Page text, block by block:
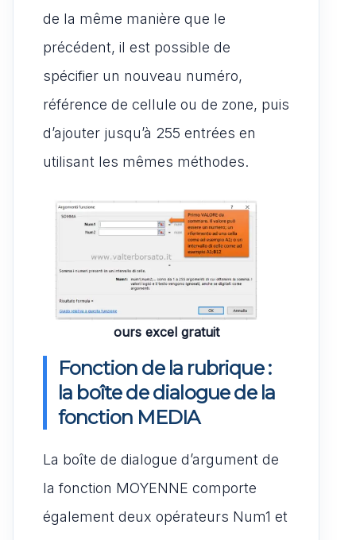
de la même manière que le
précédent, il est possible de
spécifier un nouveau numéro,
référence de cellule ou de zone, puis
d’ajouter jusqu’à 255 entrées en
utilisant les mêmes méthodes.
ours excel gratuit
Fonction de la rubrique :
la boîte de dialogue de la
fonction MEDIA
La boîte de dialogue d’argument de
la fonction MOYENNE comporte
également deux opérateurs Num1 et